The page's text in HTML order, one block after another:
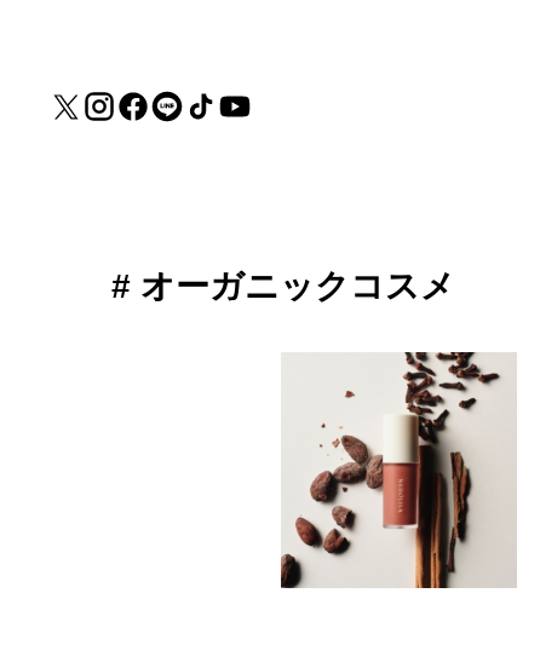
# オーガニックコスメ